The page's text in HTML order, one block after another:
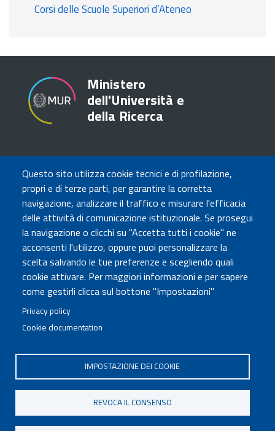
Questo sito utilizza cookie tecnici e di profilazione,
propri e di terze parti, per garantire la corretta
navigazione, analizzare il traffico e misurare l'efficacia
delle attività di comunicazione istituzionale. Se prosegui
la navigazione o clicchi su "Accetta tutti i cookie" ne
acconsenti l'utilizzo, oppure puoi personalizzare la
scelta salvando le tue preferenze e scegliendo quali
cookie attivare. Per maggiori informazioni e per sapere
come gestirli clicca sul bottone "Impostazioni"
Privacy policy
Cookie documentation
IMPOSTAZIONE DEI COOKIE
REVOCA IL CONSENSO
Corsi delle Scuole Superiori d’Ateneo
Ministero
dell'Università e
della Ricerca
TRASPARENZA
Amministrazione Trasparente
Atti di notifica
Albo online
Concorsi
COMUNICA CON NOI
Urp
Posta elettronica certificata
Sedi e contatti
Governo Italiano
Tutti i diritti riservati © 2020
MENU
Mappa del sito